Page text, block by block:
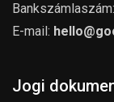
Bankszámlaszám:
E-mail:
Jogi